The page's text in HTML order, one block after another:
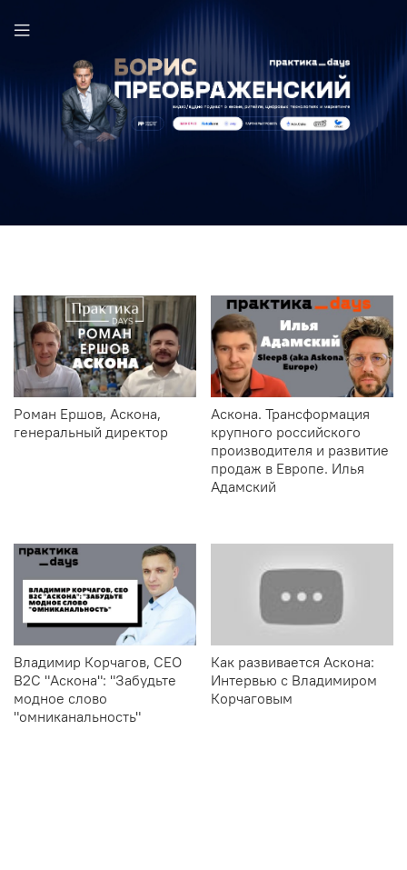
Роман Ершов, Аскона,
генеральный директор
Аскона. Трансформация
крупного российского
производителя и развитие
продаж в Европе. Илья
Адамский
Владимир Корчагов, CEO
B2C "Аскона": "Забудьте
модное слово
"омниканальность"
Как развивается Аскона:
Интервью с Владимиром
Корчаговым